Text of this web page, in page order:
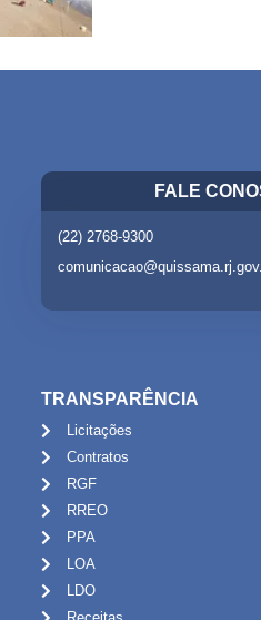
FALE
(22) 2768-9300
TRANSPARÊNCIA
Licitações
Contratos
RGF
RREO
PPA
LOA
LDO